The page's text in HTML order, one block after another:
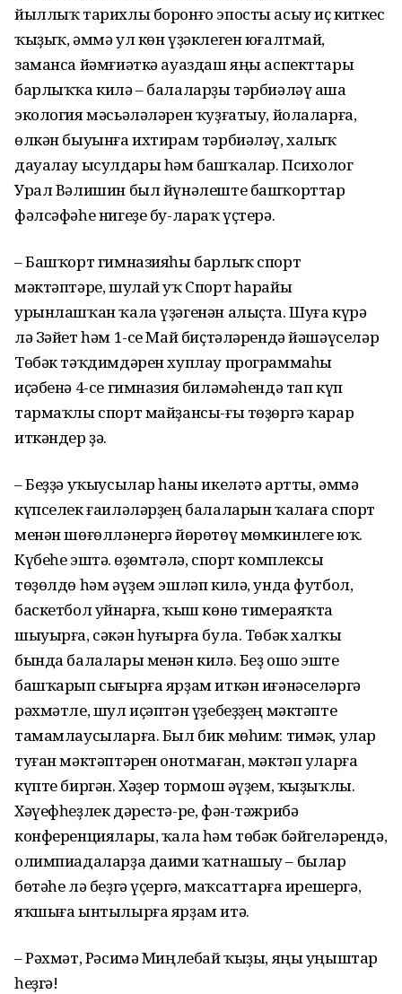
йыллыҡ тарихлы боронғо эпосты асыу иҫ киткес
ҡыҙыҡ, әммә ул көн үҙәклеген юғалтмай,
заманса йәмғиәткә ауаздаш яңы аспекттары
барлыҡҡа килә – балаларҙы тәрбиәләү аша
экология мәсьәләләрен ҡуҙғатыу, йолаларға,
өлкән быуынға ихтирам тәрбиәләү, халыҡ
дауалау ысулдары һәм башҡалар. Психолог
Урал Вәлишин был йүнәлеште башҡорттар
фәлсәфәһе нигеҙе бу-лараҡ үҫтерә.
– Башҡорт гимназияһы барлыҡ спорт
мәктәптәре, шулай уҡ Спорт һарайы
урынлашҡан ҡала үҙәгенән алыҫта. Шуға күрә
лә Зәйет һәм 1-се Май биҫтәләрендә йәшәүселәр
Төбәк тәҡдимдәрен хуплау программаһы
иҫәбенә 4-се гимназия биләмәһендә тап күп
тармаҡлы спорт майҙансы-ғы төҙөргә ҡарар
иткәндер ҙә.
– Беҙҙә уҡыусылар һаны икеләтә артты, әммә
күпселек ғаиләләрҙең балаларын ҡалаға спорт
менән шөғөлләнергә йөрөтөү мөмкинлеге юҡ.
Күбеһе эштә. Һөҙөмтәлә, спорт комплексы
төҙөлдө һәм әүҙем эшләп килә, унда футбол,
баскетбол уйнарға, ҡыш көнө тимераяҡта
шыуырға, сәкән һуғырға була. Төбәк халҡы
бында балалары менән килә. Беҙ ошо эште
башҡарып сығырға ярҙам иткән иғәнәселәргә
рәхмәтле, шул иҫәптән үҙебеҙҙең мәктәпте
тамамлаусыларға. Был бик мөһим: тимәк, улар
туған мәктәптәрен онотмаған, мәктәп уларға
күпте биргән. Хәҙер тормош әүҙем, ҡыҙыҡлы.
Хәүефһеҙлек дәрестә-ре, фән-тәжрибә
конференциялары, ҡала һәм төбәк бәйгеләрендә,
олимпиадаларҙа даими ҡатнашыу – былар
бөтәһе лә беҙгә үҫергә, маҡсаттарға ирешергә,
яҡшыға ынтылырға ярҙам итә.
– Рәхмәт, Рәсимә Миңлебай ҡыҙы, яңы уңыштар
һеҙгә!